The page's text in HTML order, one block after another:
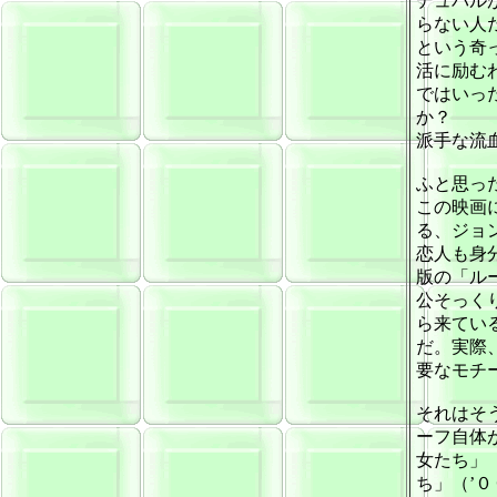
らない人
という奇
活に励む
ではいっ
か？
派手な流
ふと思っ
この映画
る、ジョ
恋人も身
版の「ル
公そっく
ら来てい
だ。実際
要なモチ
それはそ
ーフ自体
女たち」
ち」（’